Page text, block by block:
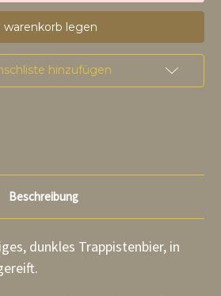
75cl
verringern
75cl
erhöhen
hinzufügen
Beschreibung
dunkles Trappistenbier, in